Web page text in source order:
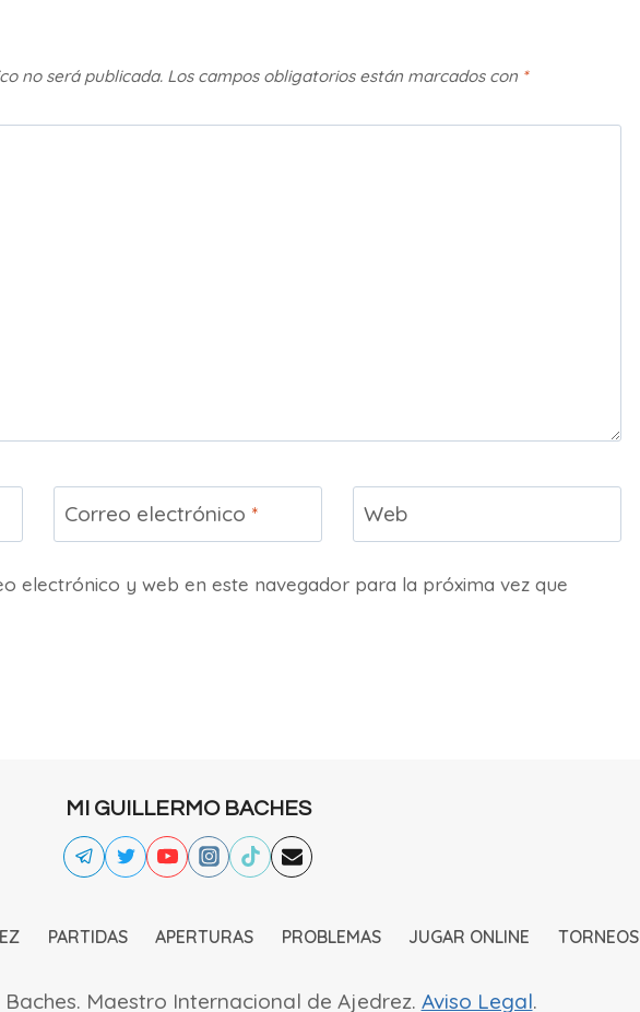
no será publicada. Los campos obligatorios están marcados con *
Correo electrónico * Web
electrónico y web en este navegador para la próxima vez que
MI GUILLERMO BACHES
PARTIDAS APERTURAS PROBLEMAS JUGAR ONLINE TORNEOS
Maestro Internacional de Ajedrez. Aviso Legal.